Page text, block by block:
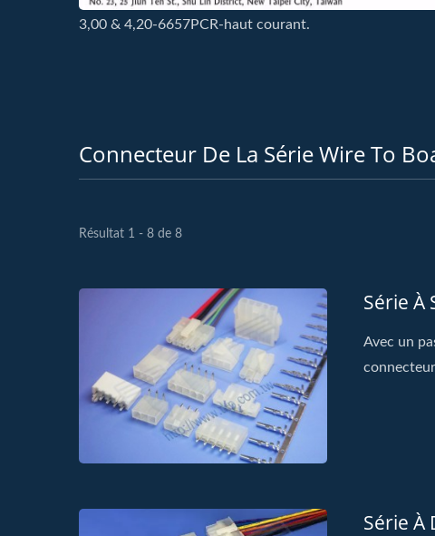
3,00 & 4,20-6657PCR-haut courant.
Connecteur De La Série Wire To
Résultat 1 - 8 de 8
Série À
Avec un
Série À